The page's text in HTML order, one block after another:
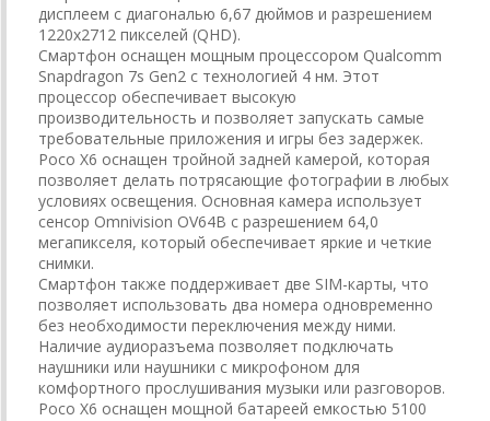
дисплеем с диагональю 6,67 дюймов и разрешением
1220x2712 пикселей (QHD).
Смартфон оснащен мощным процессором Qualcomm
Snapdragon 7s Gen2 с технологией 4 нм. Этот
процессор обеспечивает высокую
производительность и позволяет запускать самые
требовательные приложения и игры без задержек.
Poco X6 оснащен тройной задней камерой, которая
позволяет делать потрясающие фотографии в любых
условиях освещения. Основная камера использует
сенсор Omnivision OV64B с разрешением 64,0
мегапикселя, который обеспечивает яркие и четкие
снимки.
Смартфон также поддерживает две SIM-карты, что
позволяет использовать два номера одновременно
без необходимости переключения между ними.
Наличие аудиоразъема позволяет подключать
наушники или наушники с микрофоном для
комфортного прослушивания музыки или разговоров.
Poco X6 оснащен мощной батареей емкостью 5100